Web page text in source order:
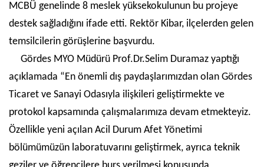
MCBÜ genelinde 8 meslek yüksekokulunun bu projeye
destek sağladığını ifade etti. Rektör Kibar, ilçelerden gelen
temsilcilerin görüşlerine başvurdu.
Gördes MYO Müdürü Prof.Dr.Selim Duramaz yaptığı
açıklamada “En önemli dış paydaşlarımızdan olan Gördes
Ticaret ve Sanayi Odasıyla ilişkileri geliştirmekte ve
protokol kapsamında çalışmalarımıza devam etmekteyiz.
Özellikle yeni açılan Acil Durum Afet Yönetimi
bölümümüzün laboratuvarını geliştirmek, ayrıca teknik